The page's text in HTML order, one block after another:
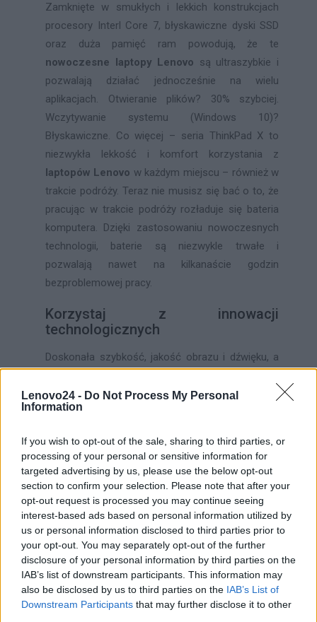
Lenovo24 - Do Not Process My Personal
Information
If you wish to opt-out of the sale, sharing to third parties, or
processing of your personal or sensitive information for
targeted advertising by us, please use the below opt-out
section to confirm your selection. Please note that after your
opt-out request is processed you may continue seeing
interest-based ads based on personal information utilized by
us or personal information disclosed to third parties prior to
your opt-out. You may separately opt-out of the further
disclosure of your personal information by third parties on the
IAB’s list of downstream participants. This information may
also be disclosed by us to third parties on the IAB’s List of
Downstream Participants that may further disclose it to other
Zamknięte w smukłych i lekkich konstrukcjach
procesory Interl Core 7, błyskawiczne dyski SSD
oraz duża pamięć ram powodują, że te
nowoczesne laptopy Lenovo są ultraszybkie i
pozwalają działać jednocześnie na wielu
aplikacjach. Otwieranie plików? 30% szybciej.
Wczytywanie systemu (Windows 10)?
Błyskawiczne. Co więcej – seria ThinkPad X to
niezwykła lekkość i komfort korzystania z
laptopów Lenovo w każdym miejscu – również w
trakcie podróży. Teraz nie musisz się bać o to, że
pracując w trakcie podróży rozładuje się bateria
komputera. Dzięki zastosowaniu nowoczesnych
technologii, baterie są niezwykle trwałe i
pozwalają nawet na kilkanaście godzin
bezproblemowej pracy.
Korzystaj z innowacji
technologicznych
Doskonała szybkość, jakość obrazu i dźwięku, a
mobilnych użytkowników gabaryty to nie
wszystko.
powodują, że komputery z serii ThinkPad X są
jeszcze bardziej funkcjonalne. Czytnik linii
papilarnych do zwiększania bezpieczeństwa
zawartości sprzętu, dostępność do sieci WiFi
oraz modemu LTE-A, a także doskonały panel
dotykowy da Ci maksymalne bezpieczeństwo,
mobilność oraz przyjemność z korzystania.
Warto także wspomnieć o niezwykle żywym
obrazie i doskonałej obudowie, dzięki której
laptopy Lenovo
są niezwykle wytrzymałe i